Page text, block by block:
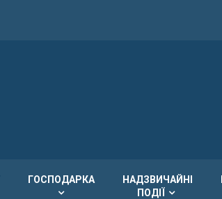
ГОСПОДАРКА
НАДЗВИЧАЙНІ
ПОДІЇ